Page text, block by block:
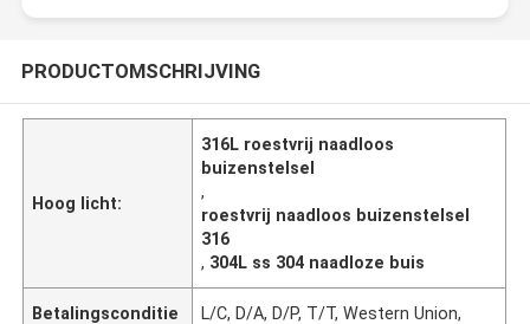
PRODUCTOMSCHRIJVING
Hoog licht:
316L roestvrij naadloos
buizenstelsel
,
roestvrij naadloos buizenstelsel
316
, 304L ss 304 naadloze buis
Betalingsconditie
L/C, D/A, D/P, T/T, Western Union,